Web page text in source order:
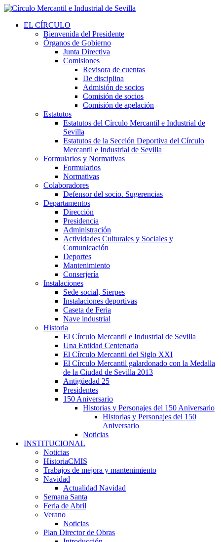
EL CÍRCULO
Bienvenida del Presidente
Órganos de Gobierno
Junta Directiva
Comisiones
Revisora de cuentas
De disciplina
Admisión de socios
Comisión de socios
Comisión de apelación
Estatutos
Estatutos del Círculo Mercantil e Industrial de
Sevilla
Estatutos de la Sección Deportiva del Círculo
Mercantil e Industrial de Sevilla
Formularios y Normativas
Formularios
Normativas
Colaboradores
Defensor del socio. Sugerencias
Departamentos
Dirección
Presidencia
Administración
Actividades Culturales y Sociales y
Comunicación
Deportes
Mantenimiento
Conserjería
Instalaciones
Sede social, Sierpes
Instalaciones deportivas
Caseta de Feria
Nave industrial
Historia
El Círculo Mercantil e Industrial de Sevilla
Una Entidad Centenaria
El Círculo Mercantil del Siglo XXI
El Círculo Mercantil galardonado con la Medalla
de la Ciudad de Sevilla 2013
Antigüedad 25
Presidentes
150 Aniversario
Historias y Personajes del 150 Aniversario
Historias y Personajes del 150
Aniversario
Noticias
INSTITUCIONAL
Noticias
HistoriaCMIS
Trabajos de mejora y mantenimiento
Navidad
Actualidad Navidad
Semana Santa
Feria de Abril
Verano
Noticias
Plan Director de Obras